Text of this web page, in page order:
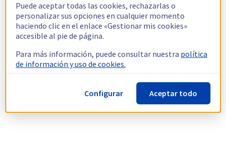
Puede aceptar todas las cookies, rechazarlas o
personalizar sus opciones en cualquier momento
haciendo clic en el enlace «Gestionar mis cookies»
accesible al pie de página.
Para más información, puede consultar nuestra política
de información y uso de cookies.
Configurar Aceptar todo